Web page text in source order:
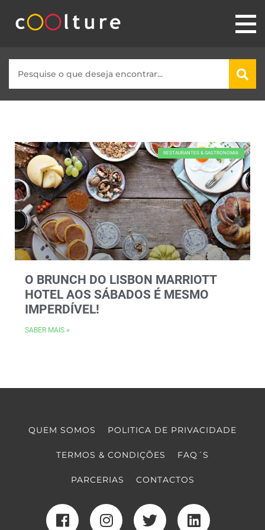
RESTAURANTES & GASTRONOMIA
O BRUNCH DO LISBON MARRIOTT
HOTEL AOS SÁBADOS É MESMO
IMPERDÍVEL!
SABER MAIS »
QUEM SOMOS POLITICA DE PRIVACIDADE
TERMOS & CONDIÇÕES FAQ´S
PARCERIAS CONTACTOS